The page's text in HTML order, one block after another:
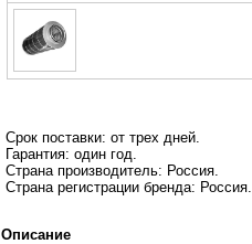
Срок поставки: от трех дней.
Гарантия: один год.
Страна производитель: Россия.
Страна регистрации бренда: Россия.
Описание